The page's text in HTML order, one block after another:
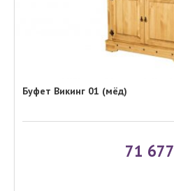
Буфет Викинг 01 (мёд)
71 677